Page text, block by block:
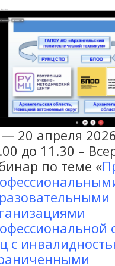
20 апреля 2026
до 11.30 –
по теме «
с